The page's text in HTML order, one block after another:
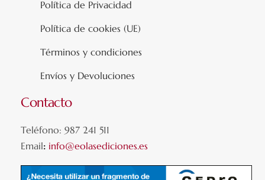
Política de Privacidad
Política de cookies (UE)
Términos y condiciones
Envíos y Devoluciones
Contacto
Teléfono: 987 241 511
Email: info@eolasediciones.es